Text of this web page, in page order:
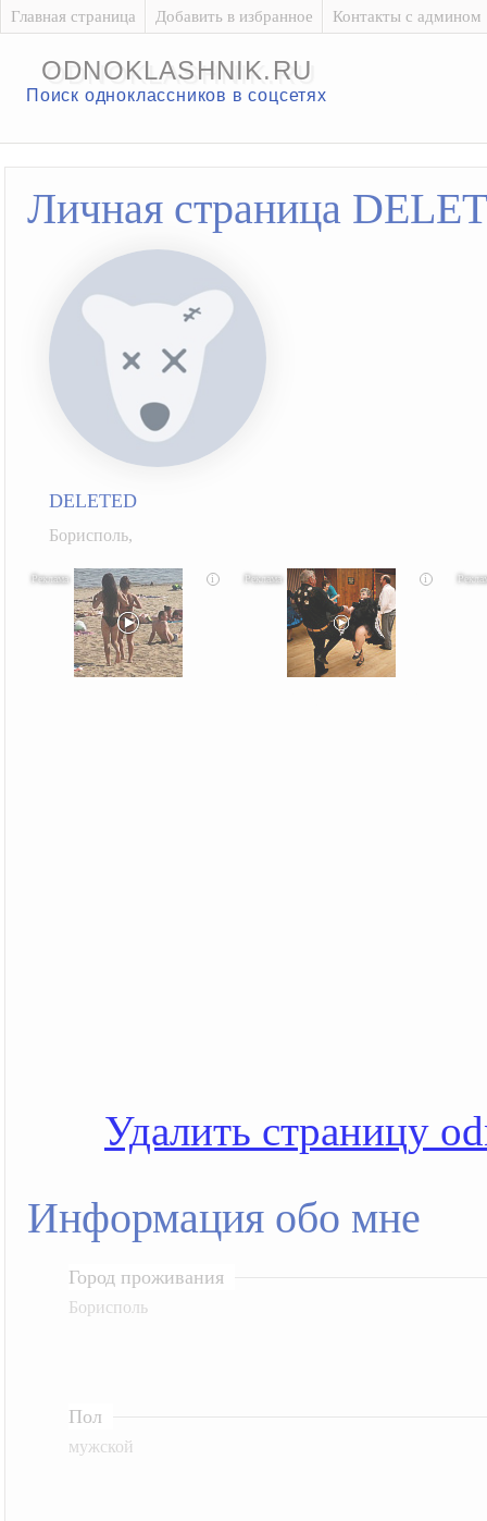
Главная страница Добавить в избранное Контакты с админом
ODNOKLASHNIK.RU
Поиск одноклассников в соцсетях
Личная страница
DELETED
Борисполь,
i i
Удалить страницу
Информация обо мне
Город проживания
Борисполь
Пол
мужской